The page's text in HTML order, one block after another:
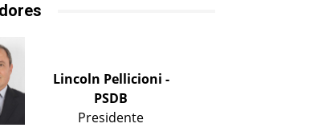
Lincoln Pellicioni -
PSDB
Presidente